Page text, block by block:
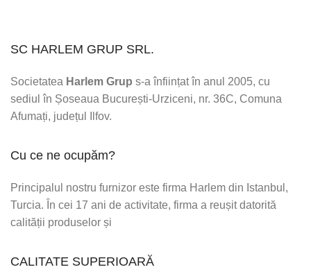
SC HARLEM GRUP SRL.
Societatea Harlem Grup s-a înființat în anul 2005, cu
sediul în Șoseaua București-Urziceni, nr. 36C, Comuna
Afumați, județul Ilfov.
Cu ce ne ocupăm?
Principalul nostru furnizor este firma Harlem din Istanbul,
Turcia. În cei 17 ani de activitate, firma a reușit datorită
calității produselor și
CALITATE SUPERIOARĂ